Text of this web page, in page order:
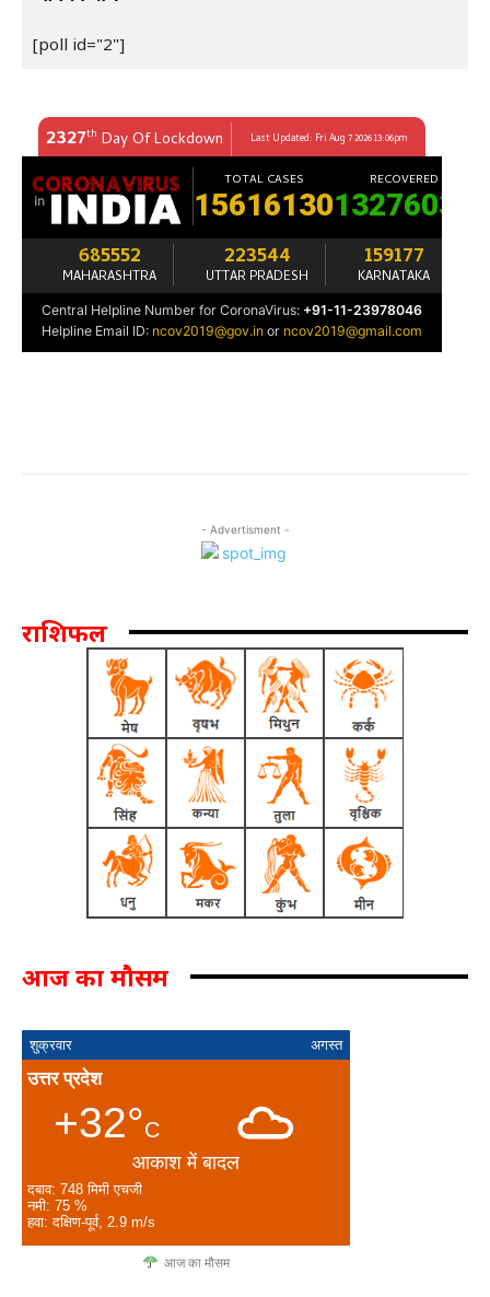
[poll id="2"]
- Advertisment -
राशिफल
आज का मौसम
शुक्रवार अगस्त
उत्तर प्रदेश
+32°C
आकाश में बादल
दबाव: 748 मिमी एचजी
नमी: 75 %
हवा: दक्षिण-पूर्व, 2.9 m/s
आज का मौसम